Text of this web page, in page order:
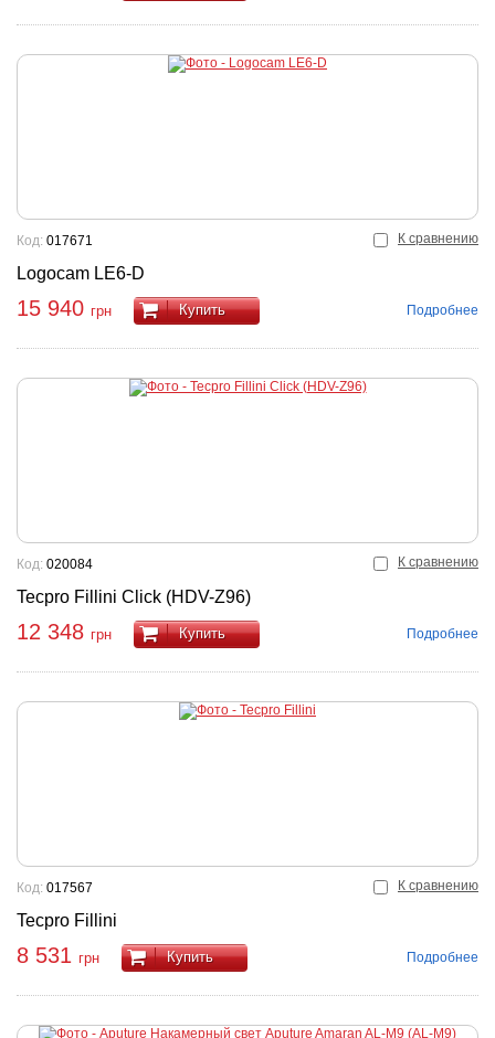
К сравнению
Logocam LE6-D
Код: 017671
15 940 грн Купить Подробнее
К сравнению
Tecpro Fillini Click (HDV-Z96)
Код: 020084
12 348 грн Купить Подробнее
К сравнению
Tecpro Fillini
Код: 017567
8 531 грн Купить Подробнее